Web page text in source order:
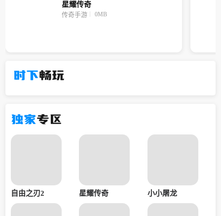
星耀传奇
传奇手游 0MB
时下畅玩
独家专区
自由之刃2 星耀传奇 小小屠龙